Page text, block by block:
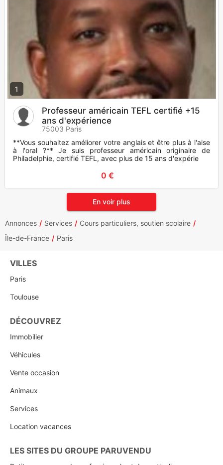
1
Professeur américain TEFL certifié +15
ans d'expérience
75003 Paris
**Vous souhaitez améliorer votre anglais et être plus à l'aise
à l'oral ?** Je suis professeur américain originaire de
Philadelphie, certifié TEFL, avec plus de 15 ans d'expérie
0 €
En voir plus
Annonces Services
Cours particuliers, soutien scolaire
Île-de-France
Paris
VILLES
Paris
Toulouse
DÉCOUVREZ
Immobilier
Véhicules
Vente occasion
Animaux
Services
Location vacances
LES SITES DU GROUPE PARUVENDU